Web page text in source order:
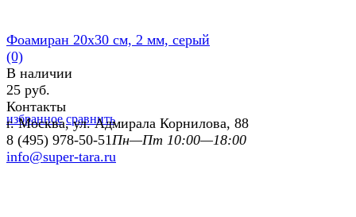
избранное сравнить
Фоамиран 20х30 см, 2 мм, серый
(0)
В наличии
25 руб.
Контакты
г. Москва, ул. Адмирала Корнилова, 88
8 (495) 978-50-51 Пн—Пт 10:00—18:00
info@super-tara.ru